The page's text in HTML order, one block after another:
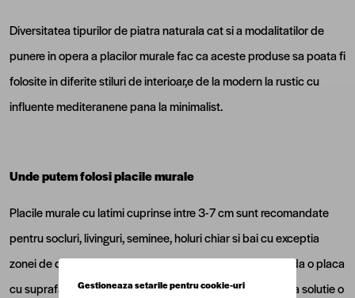
Diversitatea tipurilor de piatra naturala cat si a modalitatilor de
punere in opera a placilor murale fac ca aceste produse sa poata fi
folosite in diferite stiluri de interioar,e de la modern la rustic cu
influente mediteranene pana la minimalist.
Unde putem folosi placile murale
Placile murale cu latimi cuprinse intre 3-7 cm sunt recomandate
pentru socluri, livinguri, seminee, holuri chiar si bai cu exceptia
zonei de dus. In schimb, insa, in zona de dus se recomanda o placa
cu suprafata scapițată, iar pentru dusuri cea mai potrivita solutie o
Gestioneaza setarile pentru cookie-uri